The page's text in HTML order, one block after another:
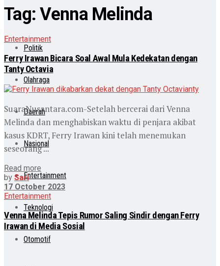
Politik
Olahraga
Daerah
Nasional
Entertainment
Teknologi
Otomotif
Tag:Venna Melinda
Entertainment
Ferry Irawan Bicara Soal Awal Mula Kedekatan dengan
Tanty Octavia
SuaraNusantara.com-Setelah bercerai dari Venna
Melinda dan menghabiskan waktu di penjara akibat
kasus KDRT, Ferry Irawan kini telah menemukan
seseorang ...
Read more
by Sari
17 October 2023
Entertainment
Venna Melinda Tepis Rumor Saling Sindir dengan Ferry
Irawan di Media Sosial